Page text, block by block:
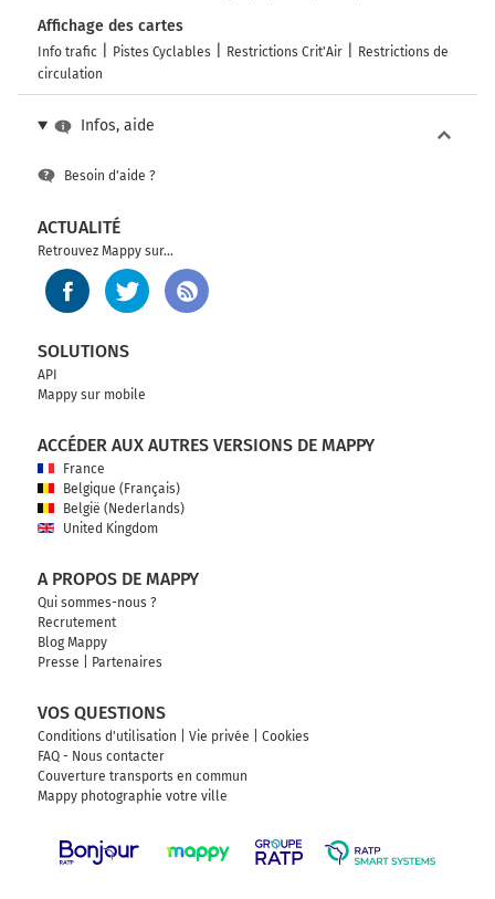
Affichage des cartes
Info trafic Pistes Cyclables Restrictions Crit'Air
Restrictions de
circulation
Infos, aide
Besoin d'aide ?
ACTUALITÉ
Retrouvez Mappy sur...
SOLUTIONS
API
Mappy sur mobile
ACCÉDER AUX AUTRES VERSIONS DE MAPPY
France
Belgique (Français)
België (Nederlands)
United Kingdom
A PROPOS DE MAPPY
Qui sommes-nous ?
Recrutement
Blog Mappy
Presse
Partenaires
VOS QUESTIONS
Conditions d'utilisation Vie privée
Cookies
FAQ - Nous contacter
Couverture transports en commun
Mappy photographie votre ville